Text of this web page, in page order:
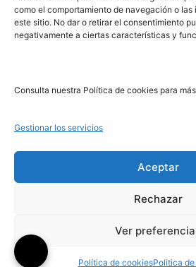
como el comportamiento de navegación o
este sitio. No dar o retirar el consentimiento
negativamente a ciertas características y
Consulta nuestra Política de cookies para
Gestionar los servicios
Aceptar
Rechazar
Ver
Política de cookiesPolitica
PRL | Films
PRL | Play
PRL | LAB
Noticias
Legal
Aviso Legal
Política de
Política de